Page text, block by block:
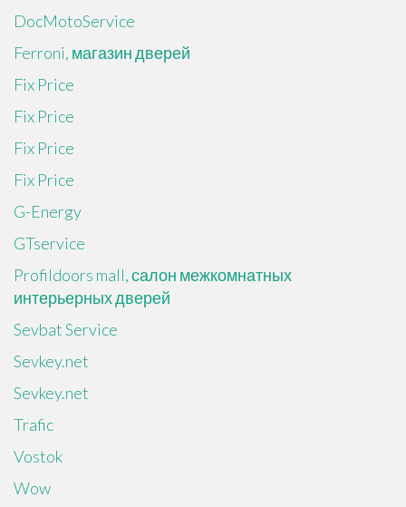
DocMotoService
Ferroni, магазин дверей
Fix Price
Fix Price
Fix Price
Fix Price
G-Energy
GTservice
Profildoors mall, салон межкомнатных
интерьерных дверей
Sevbat Service
Sevkey.net
Sevkey.net
Trafic
Vostok
Wow